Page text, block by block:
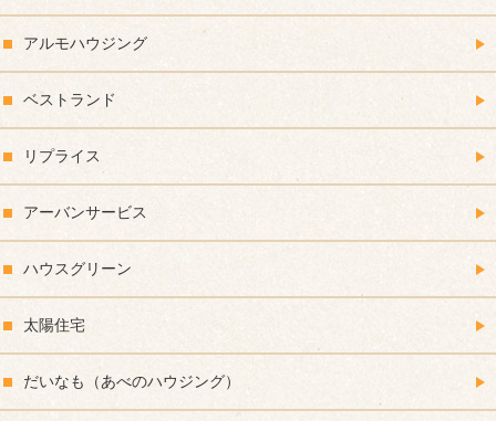
アルモハウジング
ベストランド
リプライス
アーバンサービス
ハウスグリーン
太陽住宅
だいなも（あべのハウジング）